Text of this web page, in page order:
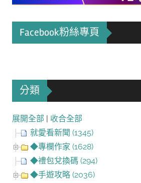
Facebook粉絲專頁
分類
展開全部 | 收合全部
就愛看新聞 (1345)
◆專欄作家 (1628)
◆禮包兌換碼 (294)
◆手遊攻略 (2036)